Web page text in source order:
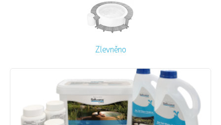
Zlevněno